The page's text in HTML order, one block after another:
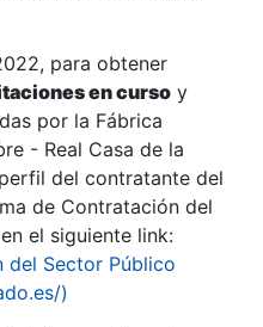
para obtener
en curso y
por la Fábrica
- Real Casa de la
del contratante del
de Contratación del
el siguiente link:
del Sector Público
)